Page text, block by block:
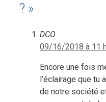
? »
DCO
09/16/2018 à 11
Encore une fois
l’éclairage que tu
de notre société